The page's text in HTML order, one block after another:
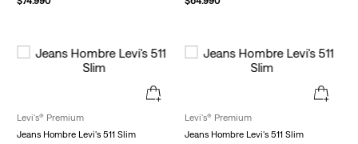
Levi's® Premium
Jeans Hombre Levi's 511 Slim
Levi's® Premium
Jeans Hombre Levi's 511 Slim